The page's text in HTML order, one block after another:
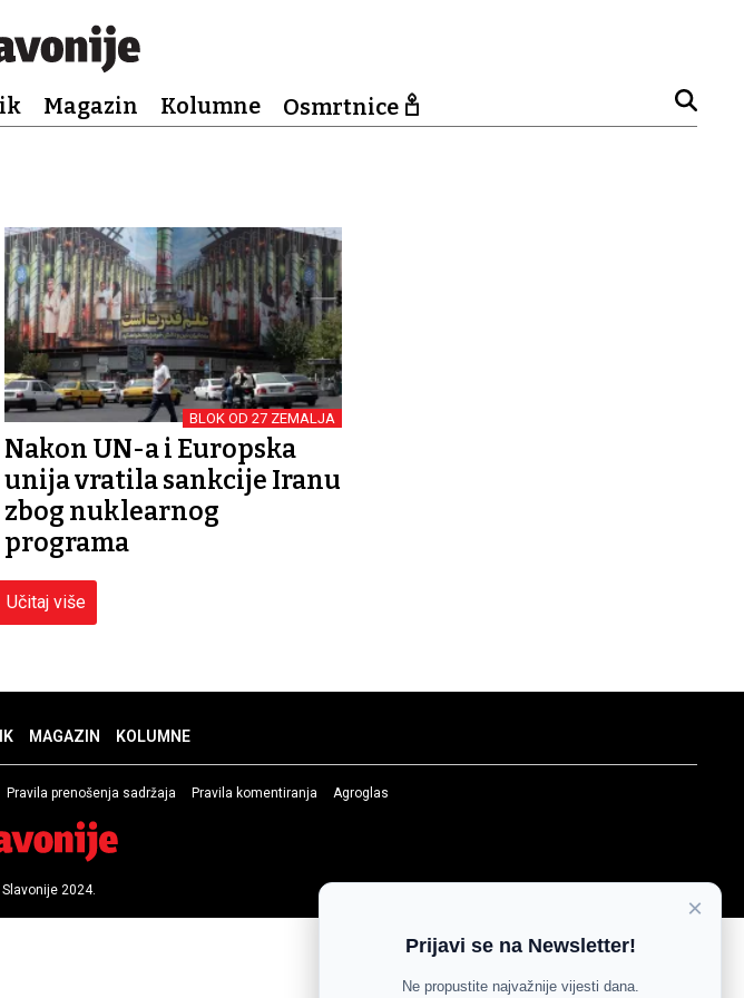
Magazin Kolumne Osmrtnice
BLOK OD 27 ZEMALJA
Nakon UN-a i Europska
unija vratila sankcije Iranu
zbog nuklearnog
programa
Učitaj više
MAGAZIN KOLUMNE
Pravila prenošenja sadržaja Pravila komentiranja Agroglas
2024.
×
Prijavi se na Newsletter!
Ne propustite najvažnije vijesti dana.